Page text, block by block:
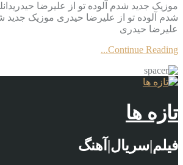
موزیک جدید شدم آلوده تو از علیرضا
شدم آلوده تو از علیرضا حیدری موزیک جدید
علیرضا حیدری
Continue Reading...
تازه ها
فیلم|سریال|آهنگ